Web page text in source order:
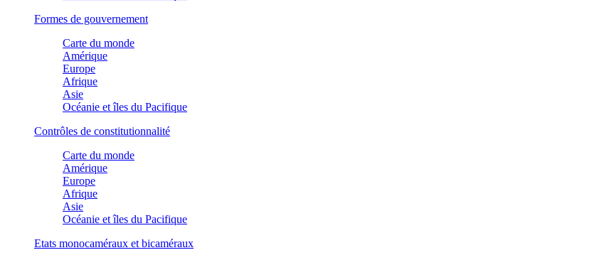
Formes de gouvernement
Carte du monde
Amérique
Europe
Afrique
Asie
Océanie et îles du Pacifique
Contrôles de constitutionnalité
Carte du monde
Amérique
Europe
Afrique
Asie
Océanie et îles du Pacifique
Etats monocaméraux et bicaméraux